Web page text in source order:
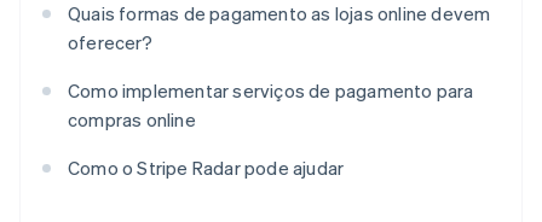
Quais formas de pagamento as lojas online devem
oferecer?
Como implementar serviços de pagamento para
compras online
Como o Stripe Radar pode ajudar